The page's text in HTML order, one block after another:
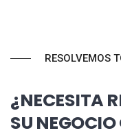
RESOLVEMOS
¿NECESITA
SU